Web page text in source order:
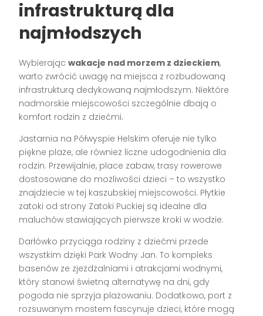
infrastrukturą dla
najmłodszych
Wybierającwakacje nad morzem z dzieckiem,
warto zwrócić uwagę na miejsca z rozbudowaną
infrastrukturą dedykowaną najmłodszym. Niektóre
nadmorskie miejscowości szczególnie dbają o
komfort rodzin z dziećmi.
Jastarnia na Półwyspie Helskim oferuje nie tylko
piękne plaże, ale również liczne udogodnienia dla
rodzin. Przewijalnie, place zabaw, trasy rowerowe
dostosowane do możliwości dzieci – to wszystko
znajdziecie w tej kaszubskiej miejscowości. Płytkie
zatoki od strony Zatoki Puckiej są idealne dla
maluchów stawiających pierwsze kroki w wodzie.
Darłówko przyciąga rodziny z dziećmi przede
wszystkim dzięki Park Wodny Jan. To kompleks
basenów ze zjeżdżalniami i atrakcjami wodnymi,
który stanowi świetną alternatywę na dni, gdy
pogoda nie sprzyja plażowaniu. Dodatkowo, port z
rozsuwanym mostem fascynuje dzieci, które mogą